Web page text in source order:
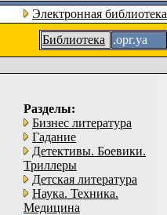
Электронная библиотека
Библиотека
.орг.уа
Разделы:
Бизнес литература
Гадание
Детективы. Боевики.
Триллеры
Детская литература
Наука. Техника.
Медицина